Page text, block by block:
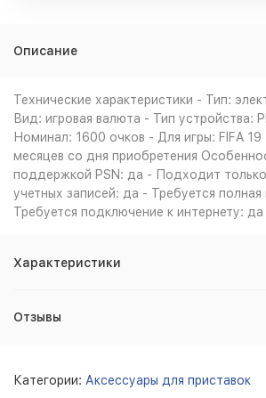
Описание
Технические характеристики - Тип:
Вид: игровая валюта - Тип устройства:
Номинал: 1600 очков - Для игры: FIFA
месяцев со дня приобретения
поддержкой PSN: да - Подходит
учетных записей: да - Требуется полная
Требуется подключение к интернету: да
Характеристики
Отзывы
Категории: Аксессуары для приставок